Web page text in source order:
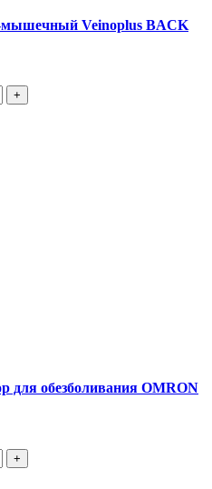
мышечный Veinoplus BACK
+
для обезболивания OMRON
+